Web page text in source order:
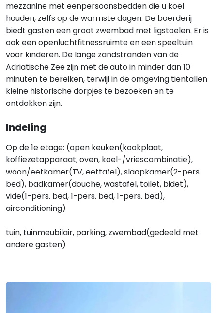
mezzanine met eenpersoonsbedden die u koel
houden, zelfs op de warmste dagen. De boerderij
biedt gasten een groot zwembad met ligstoelen. Er is
ook een openluchtfitnessruimte en een speeltuin
voor kinderen. De lange zandstranden van de
Adriatische Zee zijn met de auto in minder dan 10
minuten te bereiken, terwijl in de omgeving tientallen
kleine historische dorpjes te bezoeken en te
ontdekken zijn.
Indeling
Op de 1e etage: (open keuken(kookplaat,
koffiezetapparaat, oven, koel-/vriescombinatie),
woon/eetkamer(TV, eettafel), slaapkamer(2-pers.
bed), badkamer(douche, wastafel, toilet, bidet),
vide(1-pers. bed, 1-pers. bed, 1-pers. bed),
airconditioning)
tuin, tuinmeubilair, parking, zwembad(gedeeld met
andere gasten)